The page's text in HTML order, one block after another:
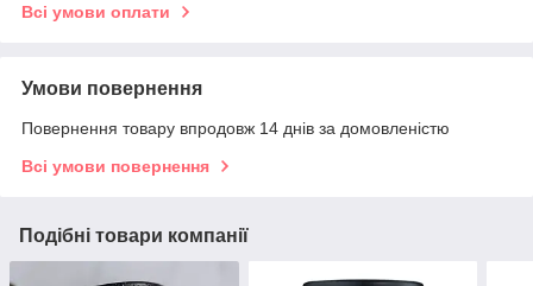
Всі умови оплати
Умови повернення
Повернення товару впродовж 14 днів за домовленістю
Всі умови повернення
Подібні товари компанії